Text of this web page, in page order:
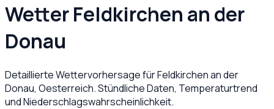
WetterFeldkirchen an der
Donau
Detaillierte Wettervorhersage fürFeldkirchen an der
Donau, Oesterreich. Stündliche Daten, Temperaturtrend
und Niederschlagswahrscheinlichkeit.